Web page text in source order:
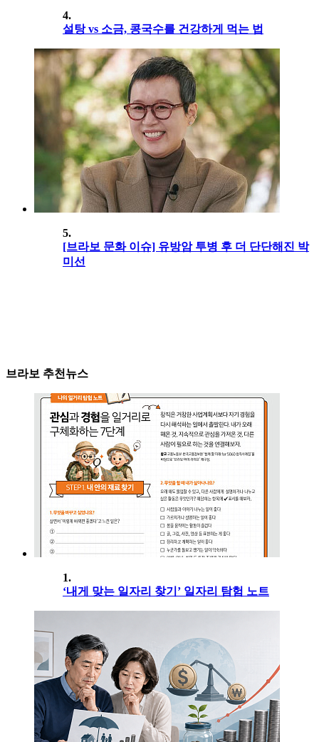
4.
설탕 vs 소금, 콩국수를 건강하게 먹는 법
5.
[브라보 문화 이슈] 유방암 투병 후 더 단단해진 박
미선
브라보 추천뉴스
1.
‘내게 맞는 일자리 찾기’ 일자리 탐험 노트